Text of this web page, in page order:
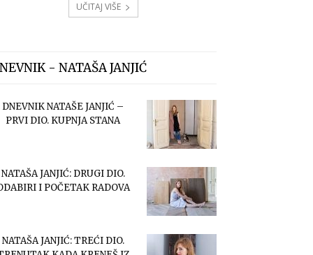
UČITAJ VIŠE
- NATAŠA JANJIĆ
DNEVNIK NATAŠE JANJIĆ –
PRVI DIO. KUPNJA STANA
NATAŠA JANJIĆ: DRUGI DIO.
I POČETAK RADOVA
NATAŠA JANJIĆ: TREĆI DIO.